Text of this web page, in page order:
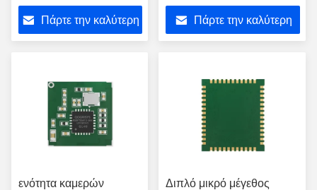
χαμηλής ισχύος
τηλεοπτική μετάδοση
Πάρτε την καλύτερη
μονάδα USB 2,4 Ghz
Πάρτε την καλύτερη
ενότητα καμερών
Διπλό μικρό μέγεθος